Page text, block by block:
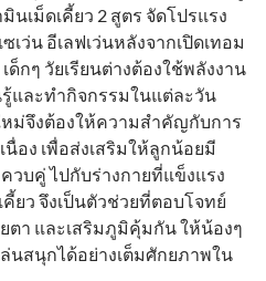
เม็ดเคี้ยว 2 สูตร จัดโปรแรง
เว่น อีเลฟเว่นหลังจากเปิดเทอม
กๆ วัยเรียนต่างต้องใช้พลังงาน
และทำกิจกรรมในแต่ละวัน
ม่จึงต้องให้ความสำคัญกับการ
อง เพื่อส่งเสริมให้ลูกน้อยมี
วบคู่ ไปกับร่างกายที่แข็งแรง
คี้ยว จึงเป็นตัวช่วยที่ตอบโจทย์
ตา และเสริมภูมิคุ้มกัน ให้น้องๆ
นสนุกได้อย่างเต็มศักยภาพใน